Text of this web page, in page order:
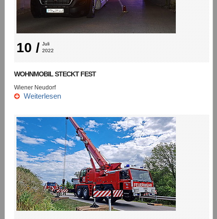
10 / Juli
2022
WOHNMOBIL STECKT FEST
Wiener Neudorf
Weiterlesen